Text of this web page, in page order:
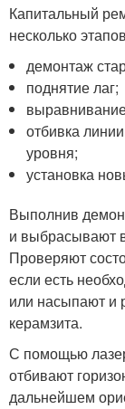
Капитальный
несколько
демонтаж
поднятие лаг;
отбивка
уровня;
установка
Выполнив
и выбрасывают
Проверяют
если есть
или насыпают и
керамзита.
С помощью
отбивают
дальнейшем